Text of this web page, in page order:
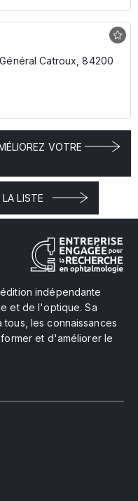
Catroux, 84200
VOTRE
LISTE
indépendante
et de l'optique. Sa
les connaissances
et d'améliorer le